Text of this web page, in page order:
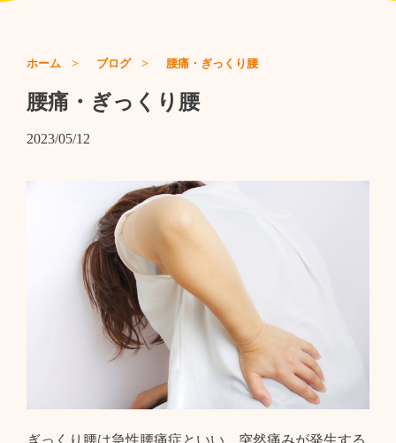
ホーム ブログ 腰痛・ぎっくり腰
腰痛・ぎっくり腰
2023/05/12